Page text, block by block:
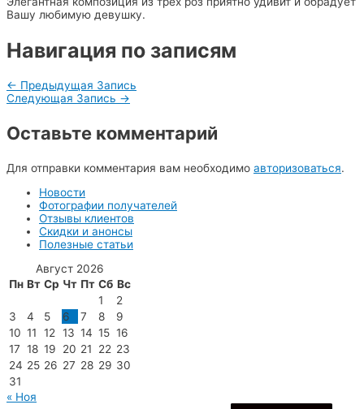
Вашу любимую девушку.
Навигация по записям
← Предыдущая Запись
Следующая Запись →
Оставьте комментарий
Для отправки комментария вам необходимо авторизоваться.
Новости
Фотографии получателей
Отзывы клиентов
Скидки и анонсы
Полезные статьи
Август 2026
Пн Вт Ср Чт Пт Сб Вс
1
2
3
4 5 6 7 8
9
10 11 12 13 14 15 16
17 18 19 20 21 22 23
24 25 26 27 28 29 30
31
« Ноя